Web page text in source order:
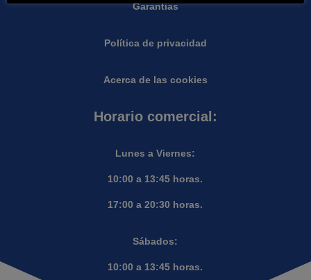
Garantias
Política de privacidad
Acerca de las cookies
Horario comercial:
Lunes a Viernes:
10:00 a 13:45 horas.
17:00 a 20:30 horas.
Sábados:
10:00 a 13:45 horas.